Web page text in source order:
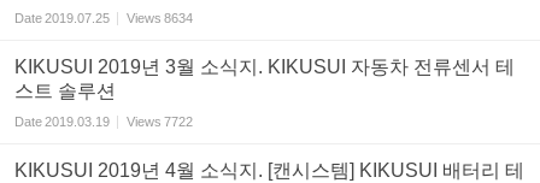
Date2019.07.25 Views 8634
KIKUSUI 2019년 3월 소식지. KIKUSUI 자동차 전류센서 테
스트 솔루션
Date2019.03.19 Views 7722
KIKUSUI 2019년 4월 소식지. [캔시스템] KIKUSUI 배터리 테